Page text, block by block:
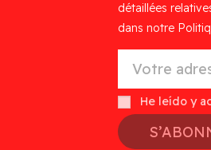
détaillées
dans notre
He leído y